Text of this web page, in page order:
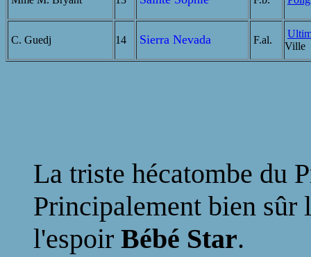
C. Guedj 14 Sierra Nevada F.al.
Ville
La triste hécatombe du
Principalement bien sûr
l'espoir Bébé Star.